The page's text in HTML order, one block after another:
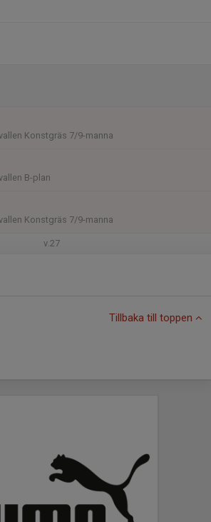
Konstgräs 7/9-manna
B-plan
Konstgräs 7/9-manna
v.27
Tillbaka till toppen